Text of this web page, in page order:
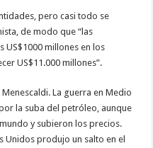
pero casi todo se
de modo que “las
US$1000 millones en los
US$11.000 millones”.
La guerra en Medio
la suba del petróleo, aunque
y subieron los precios.
Unidos produjo un salto en el